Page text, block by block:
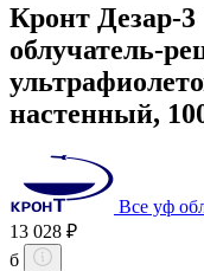
Кронт Дезар-
облучатель-
настенный,
Все уф
13 028 ₽
б